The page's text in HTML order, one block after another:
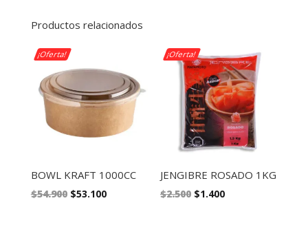
Productos relacionados
¡Oferta!
BOWL KRAFT 1000CC
$54.900 El
$53.100El
¡Oferta!
JENGIBRE ROSADO 1KG
$2.500 El
$1.400El